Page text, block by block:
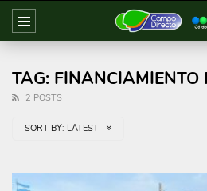
TAG: FINANCIAMIENTO
2 POSTS
SORT BY: LATEST